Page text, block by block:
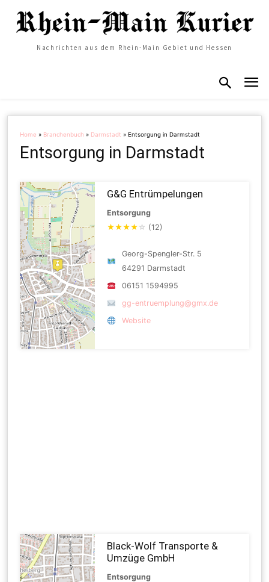
Nachrichten aus dem Rhein-Main Gebiet und Hessen
Home » Branchenbuch » Darmstadt »Entsorgung in Darmstadt
Entsorgung in Darmstadt
G&G Entrümpelungen
Entsorgung
★★★★ ☆ (12)
Georg-Spengler-Str. 5
64291 Darmstadt
06151 1594995
gg-entruemplung@gmx.de
Website
Black-Wolf Transporte &
Umzüge GmbH
Entsorgung